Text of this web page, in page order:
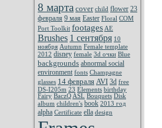
8 марта cover child flower 23
февраля 9 мая Easter Floral COM
Port Toolkit footages AE
Brushes 1 сентября 10
ноября Autumn Female template
2012 disney female 3d очки Blue
backgrounds abnormal social
environment fonts Champagne
glasses 14 февраля AVI 3d free
DS-I205m 23 Elements birthday
Fairy BaczQ ASL Bouquets Disk
album children's book 2013 год
alpha Certificate ella design